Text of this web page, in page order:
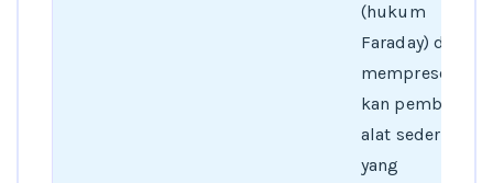
(hukum
Faraday) dan
mempresentasi
kan pembuatan
alat sederhana
yang